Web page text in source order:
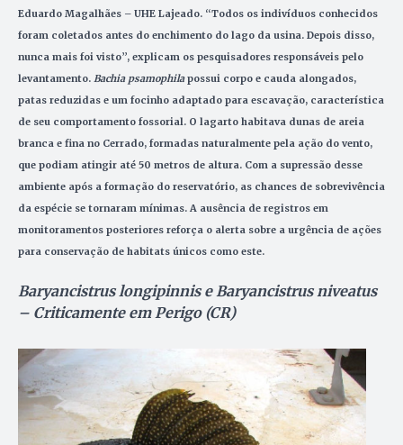
Eduardo Magalhães – UHE Lajeado. “Todos os indivíduos conhecidos
foram coletados antes do enchimento do lago da usina. Depois disso,
nunca mais foi visto”, explicam os pesquisadores responsáveis pelo
levantamento. Bachia psamophilapossui corpo e cauda alongados,
patas reduzidas e um focinho adaptado para escavação, característica
de seu comportamento fossorial. O lagarto habitava dunas de areia
branca e fina no Cerrado, formadas naturalmente pela ação do vento,
que podiam atingir até 50 metros de altura. Com a supressão desse
ambiente após a formação do reservatório, as chances de sobrevivência
da espécie se tornaram mínimas. A ausência de registros em
monitoramentos posteriores reforça o alerta sobre a urgência de ações
para conservação de habitats únicos como este.
Baryancistrus longipinnis e Baryancistrus niveatus
– Criticamente em Perigo (CR)